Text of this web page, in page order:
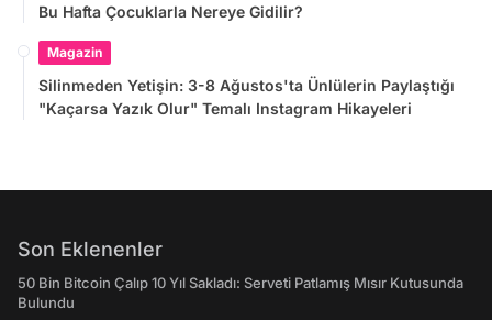
Bu Hafta Çocuklarla Nereye Gidilir?
Magazin
Silinmeden Yetişin: 3-8 Ağustos'ta Ünlülerin Paylaştığı
"Kaçarsa Yazık Olur" Temalı Instagram Hikayeleri
Son Eklenenler
50 Bin Bitcoin Çalıp 10 Yıl Sakladı: Serveti Patlamış Mısır Kutusunda
Bulundu